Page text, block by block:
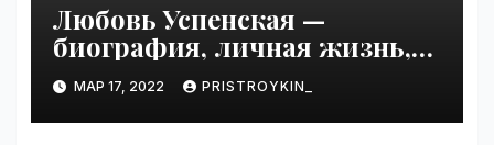
Любовь Успенская —
биография, личная жизнь,
достижения
МАР 17, 2022 PRISTROYKIN_